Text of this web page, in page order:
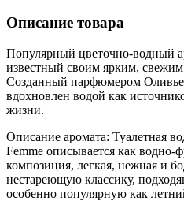
Описание товара
Популярный цветочно-водный
известный своим ярким,
Созданный парфюмером Оливье
вдохновлен водой как
жизни.
Описание аромата: Туалетная
Femme описывается как водно-
композиция, легкая, нежная и
нестареющую классику,
особенно популярную как